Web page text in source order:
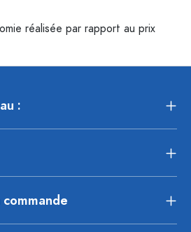
réalisée par rapport au prix
: